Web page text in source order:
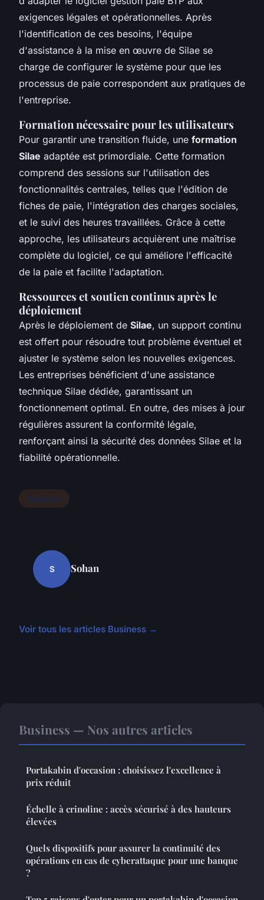
exigences légales et opérationnelles. Après
l'identification de ces besoins, l'équipe
d'assistance à la mise en œuvre de Silae se
charge de configurer le système pour que les
processus de paie correspondent aux pratiques de
l'entreprise.
Formation nécessaire pour les utilisateurs
Pour garantir une transition fluide, une formation
Silae adaptée est primordiale. Cette formation
comprend des sessions sur l'utilisation des
fonctionnalités centrales, telles que l'édition de
fiches de paie, l'intégration des charges sociales,
et le suivi des heures travaillées. Grâce à cette
approche, les utilisateurs acquièrent une maîtrise
complète du logiciel, ce qui améliore l'efficacité
de la paie et facilite l'adaptation.
Ressources et soutien continus après le
déploiement
Après le déploiement de Silae, un support continu
est offert pour résoudre tout problème éventuel et
ajuster le système selon les nouvelles exigences.
Les entreprises bénéficient d'une assistance
technique Silae dédiée, garantissant un
fonctionnement optimal. En outre, des mises à jour
régulières assurent la conformité légale,
renforçant ainsi la sécurité des données Silae et la
fiabilité opérationnelle.
Business
S Sohan
Voir tous les articles Business →
Business — Nos autres articles
Portakabin d'occasion : choisissez l'excellence à
prix réduit
Échelle à crinoline : accès sécurisé à des hauteurs
élevées
Quels dispositifs pour assurer la continuité des
opérations en cas de cyberattaque pour une banque
?